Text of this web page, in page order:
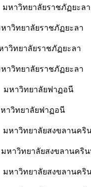
หาวิทยาลัยราชภัฏยะลา
าลัยราชภัฏยะลา
ราชภัฏยะลา
ลัยราชภัฏยะลา
าวิทยาลัยฟาฏอนี
ลัยฟาฏอนี
าวิทยาลัยสงขลานคริ
วิทยาลัยสงขลานคริน
าวิทยาลัยสงขลานคริ